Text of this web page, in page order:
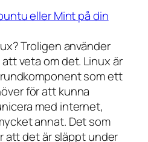
eller Mint på din
Troligen använder
veta om det. Linux är
som ett
för att kunna
med internet,
annat. Det som
att det är släppt under